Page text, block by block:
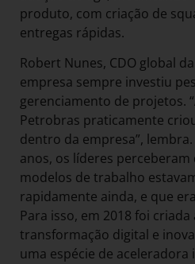
produto, com criação de
entregas rápidas.
Robert Nunes, CDO global
empresa sempre investiu
gerenciamento de projetos.
Petrobras praticamente
dentro da empresa”,
anos, os líderes perceberam
modelos de trabalho
rapidamente ainda, e que
Para isso, em 2018 foi
transformação digital e
uma espécie de